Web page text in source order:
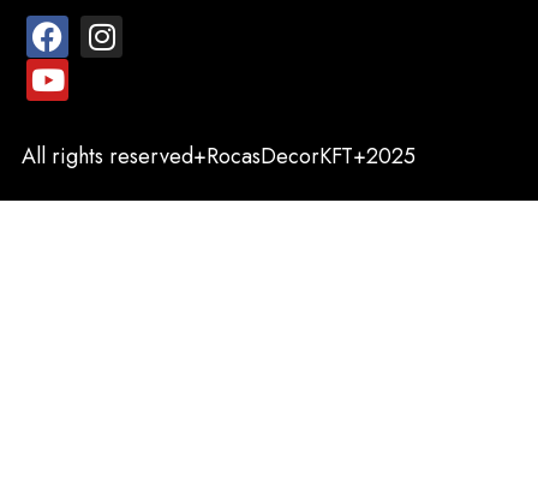
All rights reserved+RocasDecorKFT+2025